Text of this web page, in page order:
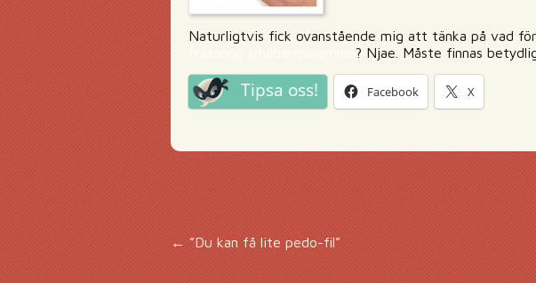
Naturligtvis fick ovanstående mig att tänka på vad
? Njae. Måste finnas
Tipsa oss! Facebook X
Inläggsnavigering
← ”Du kan få lite pedo-fil”